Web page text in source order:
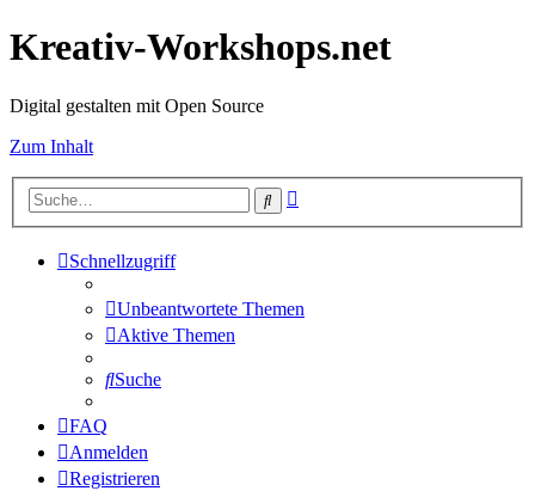
Kreativ-Workshops.net
Digital gestalten mit Open Source
Zum Inhalt
Suche
Schnellzugriff
Unbeantwortete Themen
Aktive Themen
Suche
FAQ
Anmelden
Registrieren